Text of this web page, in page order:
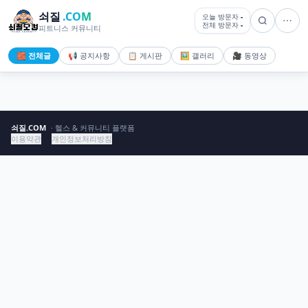
쇠질 .COM
피트니스 커뮤니티
오늘 방문자 -
전체 방문자 -
🧱 전체글 📢 공지사항 📋 게시판 🖼️ 갤러리 🎥 동영상
쇠질.COM · 헬스 & 커뮤니티 플랫폼
이용약관
개인정보처리방침